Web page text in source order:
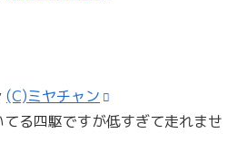
(C)ミヤチャン
る四駆ですが低すぎて走れませ